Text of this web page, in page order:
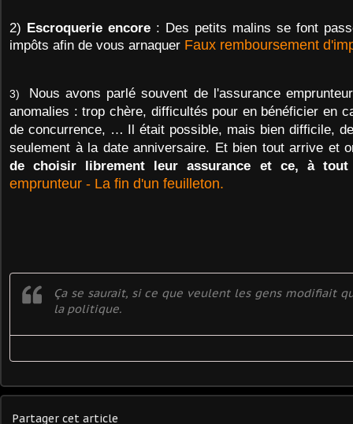
2) Escroquerie encore : Des petits malins se font
impôts afin de vous arnaquer Faux remboursement
3) Nous avons parlé souvent de l'assurance
anomalies : trop chère, difficultés pour en bénéficier en
de concurrence, … Il était possible, mais bien difficile,
seulement à la date anniversaire. Et bien tout arrive et
de choisir librement leur assurance et ce, à tout
emprunteur - La fin d'un feuilleton.
Ça se saurait, si ce que veulent les gens modifiait
la politique.
Partager cet article